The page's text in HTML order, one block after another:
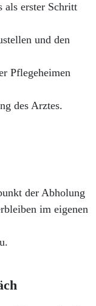
als erster Schritt
und den
Pflegeheimen
des Arztes.
der Abholung
im eigenen